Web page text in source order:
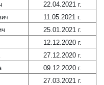
22.04.2021 г.
11.05.2021 г.
25.01.2021 г.
12.12.2020 г.
27.12.2020 г.
09.12.2020 г.
27.03.2021 г.